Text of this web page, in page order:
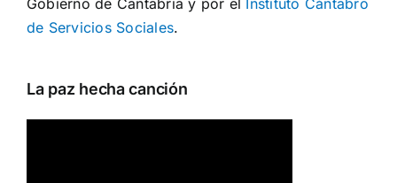
Gobierno de Cantabria y por el Instituto Cántabro
de Servicios Sociales.
La paz hecha canción